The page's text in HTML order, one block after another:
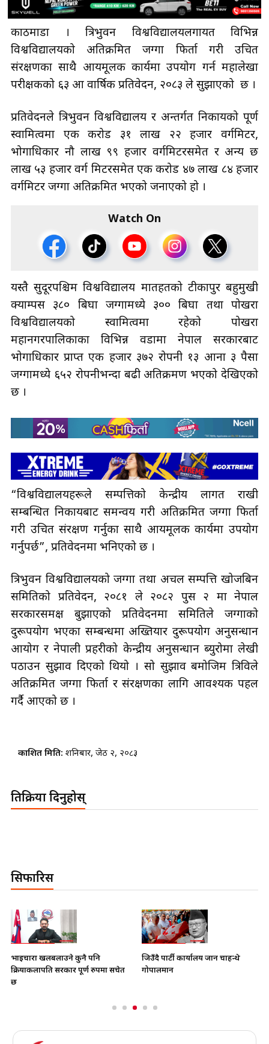
काठमाडौँ । त्रिभुवन विश्वविद्यालयलगायत विभिन्न
विश्वविद्यालयको अतिक्रमित जग्गा फिर्ता गरी उचित
संरक्षणका साथै आयमूलक कार्यमा उपयोग गर्न महालेखा
परीक्षकको ६३ औँ वार्षिक प्रतिवेदन, २०८३ ले सुझाएको छ ।
प्रतिवेदनले त्रिभुवन विश्वविद्यालय र अन्तर्गत निकायको पूर्ण
स्वामित्वमा एक करोड ३१ लाख २२ हजार वर्गमिटर,
भोगाधिकार नौ लाख ९९ हजार वर्गमिटरसमेत र अन्य छ
लाख ५३ हजार वर्ग मिटरसमेत एक करोड ४७ लाख ८४ हजार
वर्गमिटर जग्गा अतिक्रमित भएको जनाएको हो ।
Watch On
यस्तै सुदूरपश्चिम विश्वविद्यालय मातहतको टीकापुर बहुमुखी
क्याम्पस ३८० बिघा जग्गामध्ये ३०० बिघा तथा पोखरा
विश्वविद्यालयको स्वामित्वमा रहेको पोखरा
महानगरपालिकाका विभिन्न वडामा नेपाल सरकारबाट
भोगाधिकार प्राप्त एक हजार ३७२ रोपनी १३ आना ३ पैसा
जग्गामध्ये ६५२ रोपनीभन्दा बढी अतिक्रमण भएको देखिएको
छ ।
“विश्वविद्यालयहरूले सम्पत्तिको केन्द्रीय लागत राखी
सम्बन्धित निकायबाट समन्वय गरी अतिक्रमित जग्गा फिर्ता
गरी उचित संरक्षण गर्नुका साथै आयमूलक कार्यमा उपयोग
गर्नुपर्छ”, प्रतिवेदनमा भनिएको छ ।
त्रिभुवन विश्वविद्यालयको जग्गा तथा अचल सम्पत्ति खोजबिन
समितिको प्रतिवेदन, २०८१ ले २०८२ पुस २ मा नेपाल
सरकारसमक्ष बुझाएको प्रतिवेदनमा समितिले जग्गाको
दुरूपयोग भएका सम्बन्धमा अख्तियार दुरूपयोग अनुसन्धान
आयोग र नेपाली प्रहरीको केन्द्रीय अनुसन्धान ब्युरोमा लेखी
पठाउन सुझाव दिएको थियो । सो सुझाव बमोजिम त्रिविले
अतिक्रमित जग्गा फिर्ता र संरक्षणका लागि आवश्यक पहल
गर्दै आएको छ ।
प्रकाशित मिति: शनिबार, जेठ २, २०८३
प्रतिक्रिया दिनुहोस्
सिफारिस
भाइचारा खलबलाउने कुनै पनि
क्रियाकलापप्रति सरकार पूर्ण रुपमा सचेत
छ
जिउँदै पार्टी कार्यालय जान चाहन्थे
गोपालमान